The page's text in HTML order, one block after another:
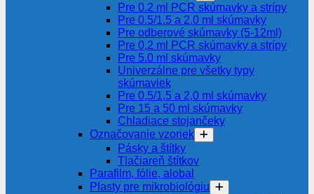
Pre 0.2 ml PCR skúmavky a strípy
Pre 0.5/1.5 a 2.0 ml skúmavky
Pre odberové skúmavky (5-12ml)
Pre 0,2 ml PCR skúmavky a strípy
Pre 5.0 ml skúmavky
Univerzálne pre všetky typy
skúmaviek
Pre 0,5/1,5 a 2,0 ml skúmavky
Pre 15 a 50 ml skúmavky
Chladiace stojančeky
Označovanie vzoriek
Pásky a štítky
Tlačiareň štítkov
Parafilm, fólie, alobal
Plasty pre mikrobiológiu